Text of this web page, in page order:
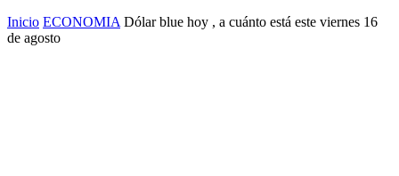
Inicio ECONOMIA Dólar blue hoy , a cuánto está este viernes 16
de agosto